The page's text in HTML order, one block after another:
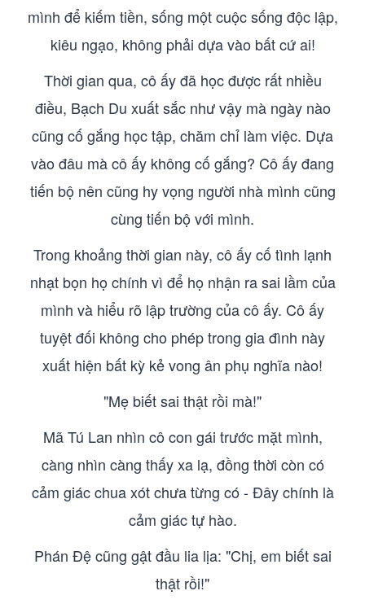
mình để kiếm tiền, sống một cuộc sống độc lập,
kiêu ngạo, không phải dựa vào bất cứ ai!
Thời gian qua, cô ấy đã học được rất nhiều
điều, Bạch Du xuất sắc như vậy mà ngày nào
cũng cố gắng học tập, chăm chỉ làm việc. Dựa
vào đâu mà cô ấy không cố gắng? Cô ấy đang
tiến bộ nên cũng hy vọng người nhà mình cũng
cùng tiến bộ với mình.
Trong khoảng thời gian này, cô ấy cố tình lạnh
nhạt bọn họ chính vì để họ nhận ra sai lầm của
mình và hiểu rõ lập trường của cô ấy. Cô ấy
tuyệt đối không cho phép trong gia đình này
xuất hiện bất kỳ kẻ vong ân phụ nghĩa nào!
"Mẹ biết sai thật rồi mà!"
Mã Tú Lan nhìn cô con gái trước mặt mình,
càng nhìn càng thấy xa lạ, đồng thời còn có
cảm giác chua xót chưa từng có - Đây chính là
cảm giác tự hào.
Phán Đệ cũng gật đầu lia lịa: "Chị, em biết sai
thật rồi!"